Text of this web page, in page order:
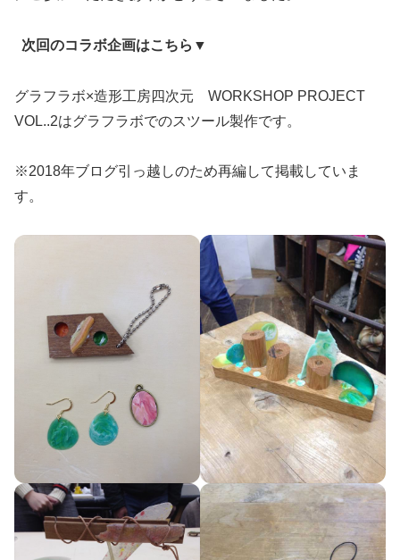
次回のコラボ企画はこちら▼
グラフラボ×造形工房四次元 WORKSHOP PROJECT
VOL..2はグラフラボでのスツール製作です。
※2018年ブログ引っ越しのため再編して掲載していま
す。